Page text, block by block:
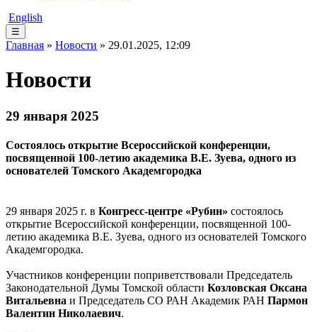
English
☰
Главная » Новости » 29.01.2025, 12:09
Новости
29 января 2025
Состоялось открытие Всероссийской конференции,
посвященной 100-летию академика В.Е. Зуева, одного из
основателей Томского Академгородка
29 января 2025 г. в Конгресс-центре «Рубин» состоялось
открытие Всероссийской конференции, посвященной 100-
летию академика В.Е. Зуева, одного из основателей Томского
Академгородка.
Участников конференции поприветствовали Председатель
Законодательной Думы Томской области Козловская Оксана
Витальевна и Председатель СО РАН Академик РАН Пармон
Валентин Николаевич.